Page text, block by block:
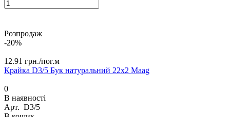
Розпродаж
-20%
12.91 грн./пог.м
Крайка D3/5 Бук натуральний 22х2 Maag
0
В наявності
Арт. D3/5